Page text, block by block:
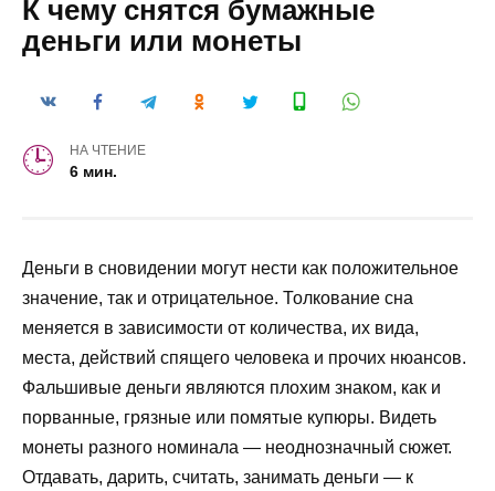
К чему снятся бумажные
деньги или монеты
НА ЧТЕНИЕ
6 мин.
Деньги в сновидении могут нести как положительное
значение, так и отрицательное. Толкование сна
меняется в зависимости от количества, их вида,
места, действий спящего человека и прочих нюансов.
Фальшивые деньги являются плохим знаком, как и
порванные, грязные или помятые купюры. Видеть
монеты разного номинала — неоднозначный сюжет.
Отдавать, дарить, считать, занимать деньги — к